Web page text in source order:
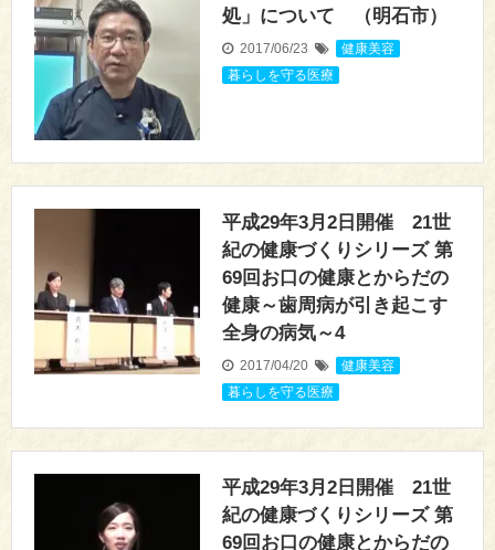
処」について （明石市）
2017/06/23 健康美容
暮らしを守る医療
平成29年3月2日開催 21世
紀の健康づくりシリーズ 第
69回お口の健康とからだの
健康～歯周病が引き起こす
全身の病気～4
2017/04/20 健康美容
暮らしを守る医療
平成29年3月2日開催 21世
紀の健康づくりシリーズ 第
69回お口の健康とからだの